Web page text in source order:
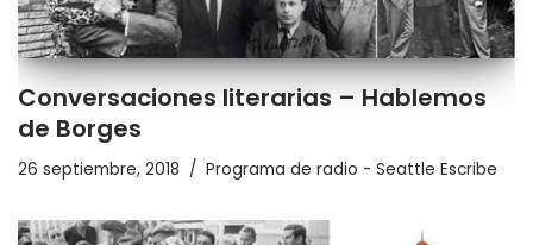
Conversaciones literarias – Hablemos
de Borges
26 septiembre, 2018 Programa de radio - Seattle Escribe